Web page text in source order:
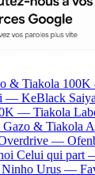
& Tiakola
— KeBlack
— Tiakola
Gazo & Tiakola
—
Celui qui part
Ninho Urus —